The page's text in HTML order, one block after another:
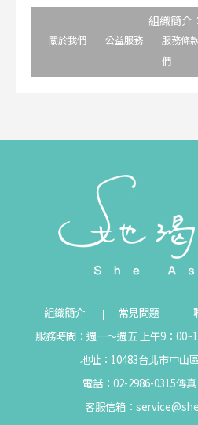
組織簡介：
關於我們 公益服務 服務條
們
組織簡介 常見問題
服務時間：週一～週五 上午9：
地址：10483台北市中山
電話：02-2986-0315傳
客服信箱：